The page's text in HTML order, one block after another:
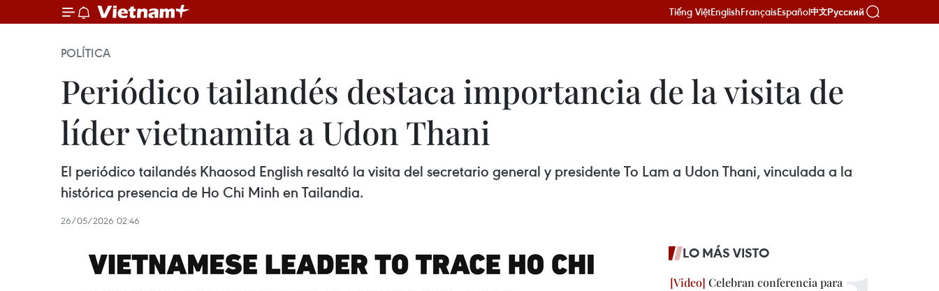
Tiếng ViệtEnglishFrançaisEspañol中文Русский
POLÍTICA
Periódico tailandés destaca importancia de la visita de
líder vietnamita a Udon Thani
El periódico tailandés Khaosod English resaltó la visita del secretario general y presidente To Lam a Udon Thani, vinculada a la
histórica presencia de Ho Chi Minh en Tailandia.
26/05/2026 02:46
LO MÁS VISTO
Celebran conferencia para